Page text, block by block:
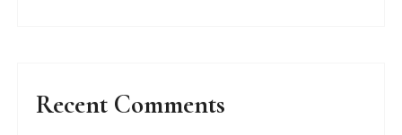
Recent Comments